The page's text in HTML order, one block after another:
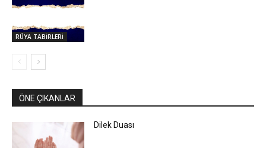
RÜYA TABİRLERİ
ÖNE ÇIKANLAR
Dilek Duası